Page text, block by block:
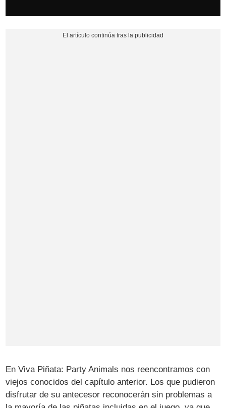
En Viva Piñata: Party Animals nos reencontramos con
viejos conocidos del capítulo anterior. Los que pudieron
disfrutar de su antecesor reconocerán sin problemas a